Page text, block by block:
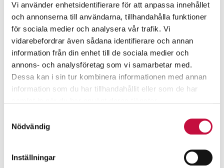
Vi använder enhetsidentifierare för att anpassa innehållet
och annonserna till användarna, tillhandahålla funktioner
för sociala medier och analysera vår trafik. Vi
vidarebefordrar även sådana identifierare och annan
information från din enhet till de sociala medier och
annons- och analysföretag som vi samarbetar med.
Dessa kan i sin tur kombinera informationen med annan
information som du har tillhandahållit eller som de har
Nödvändig
Inställningar